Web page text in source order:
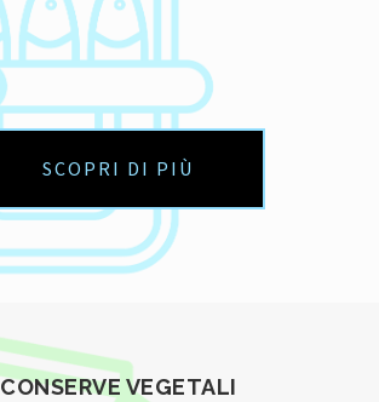
SCOPRI DI PIÙ
CONSERVE VEGETALI